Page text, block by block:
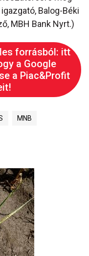
Balog-Béki
MBH Bank Nyrt.)
forrásból: itt
a Google
a Piac&Profit
MNB